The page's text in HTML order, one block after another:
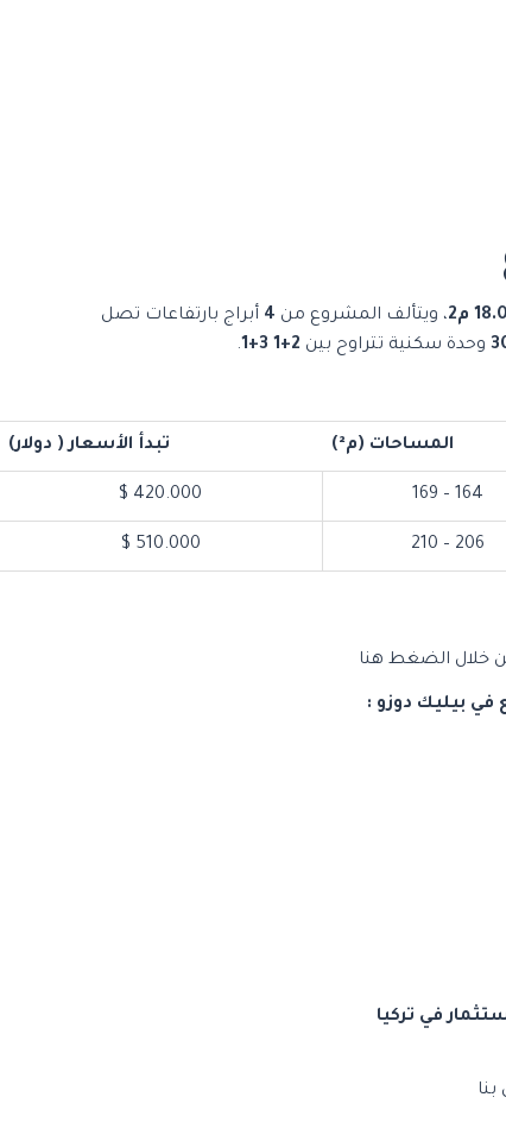
م2 ، ويتألف المشروع من 4 أبراج بارتفاعات تصل
وحدة سكنية تتراوح بين 2+1 3+1
.
المساحات (م² ) تبدأ الأسعار ( دولار)
164 – 169
420.000 $
206 – 210
510.000 $
خلال الضغط هنا
في بيليك دوزو :
في تركيا